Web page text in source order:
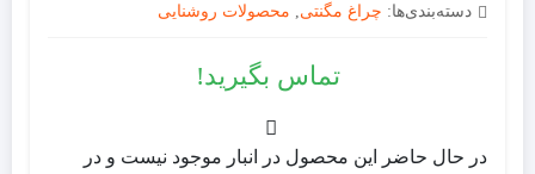
دسته‌بندی‌ها: چراغ مگنتی محصولات روشنایی
تماس بگیرید!
در حال حاضر این محصول در انبار موجود نیست و در